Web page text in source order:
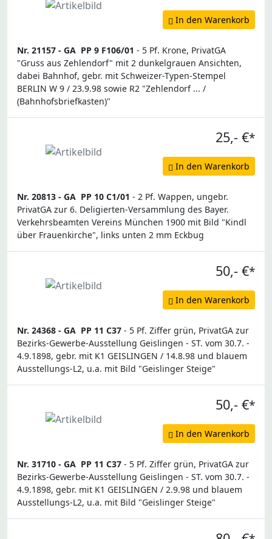
In den Warenkorb
Nr. 21157 - GA PP 9 F106/01 - 5 Pf. Krone, PrivatGA
"Gruss aus Zehlendorf" mit 2 dunkelgrauen Ansichten,
dabei Bahnhof, gebr. mit Schweizer-Typen-Stempel
BERLIN W 9 / 23.9.98 sowie R2 "Zehlendorf ... /
(Bahnhofsbriefkasten)"
25,- €*
In den Warenkorb
Nr. 20813 - GA PP 10 C1/01 - 2 Pf. Wappen, ungebr.
PrivatGA zur 6. Deligierten-Versammlung des Bayer.
Verkehrsbeamten Vereins München 1900 mit Bild "Kindl
über Frauenkirche", links unten 2 mm Eckbug
50,- €*
In den Warenkorb
Nr. 24368 - GA PP 11 C37 - 5 Pf. Ziffer grün, PrivatGA zur
Bezirks-Gewerbe-Ausstellung Geislingen - ST. vom 30.7. -
4.9.1898, gebr. mit K1 GEISLINGEN / 14.8.98 und blauem
Ausstellungs-L2, u.a. mit Bild "Geislinger Steige"
50,- €*
In den Warenkorb
Nr. 31710 - GA PP 11 C37 - 5 Pf. Ziffer grün, PrivatGA zur
Bezirks-Gewerbe-Ausstellung Geislingen - ST. vom 30.7. -
4.9.1898, gebr. mit K1 GEISLINGEN / 2.9.98 und blauem
Ausstellungs-L2, u.a. mit Bild "Geislinger Steige"